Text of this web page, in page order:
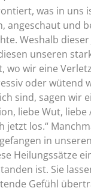
was in uns
angeschaut und
Weshalb
unseren
wo wir eine
oder wütend
sind, sagen wir
liebe Wut,
jetzt los.“
in
Heilungssätze
ist. Sie
Gefühl